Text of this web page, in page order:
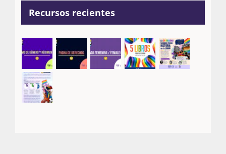
Recursos recientes